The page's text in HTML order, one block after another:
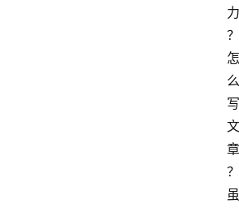
力
？
怎
么
写
文
章
？
虽